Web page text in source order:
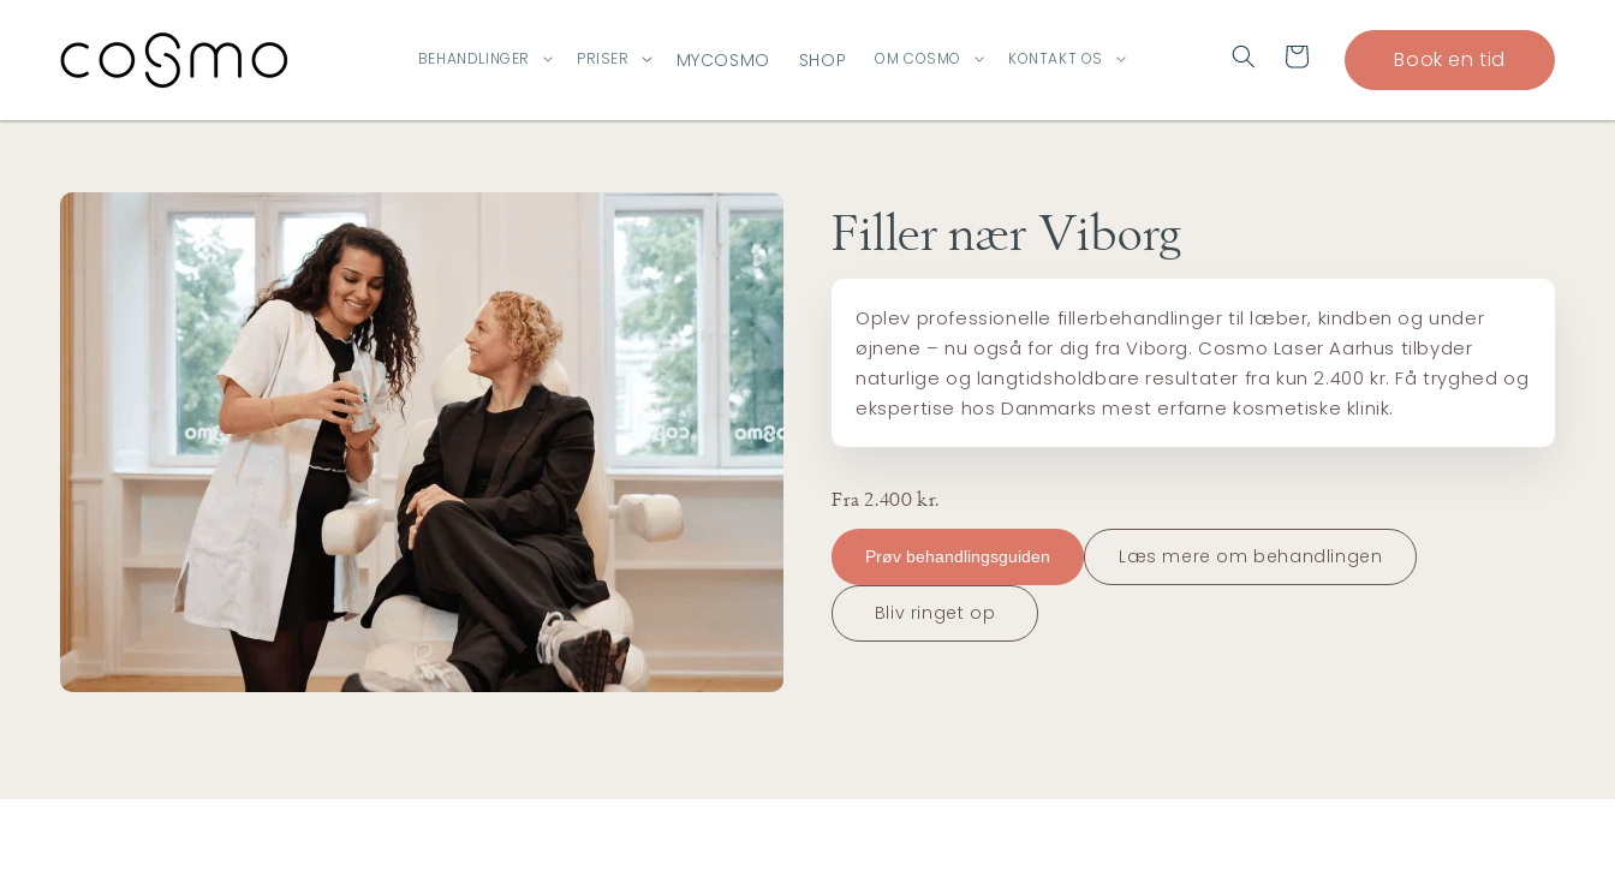
INDHOLD
BEHANDLINGER PRISER MYCOSMO SHOP OM COSMO KONTAKT OS Indkøbskurv Book en tid
Filler nær Viborg
Oplev professionelle fillerbehandlinger til læber, kindben og under
øjnene – nu også for dig fra Viborg. Cosmo Laser Aarhus tilbyder
naturlige og langtidsholdbare resultater fra kun 2.400 kr. Få tryghed og
ekspertise hos Danmarks mest erfarne kosmetiske klinik.
Fra 2.400 kr.
Prøv behandlingsguiden Læs mere om behandlingen
Bliv ringet op